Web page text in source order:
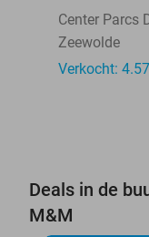
Center Parcs
Zeewolde
Verkocht:
Deals in de
M&M